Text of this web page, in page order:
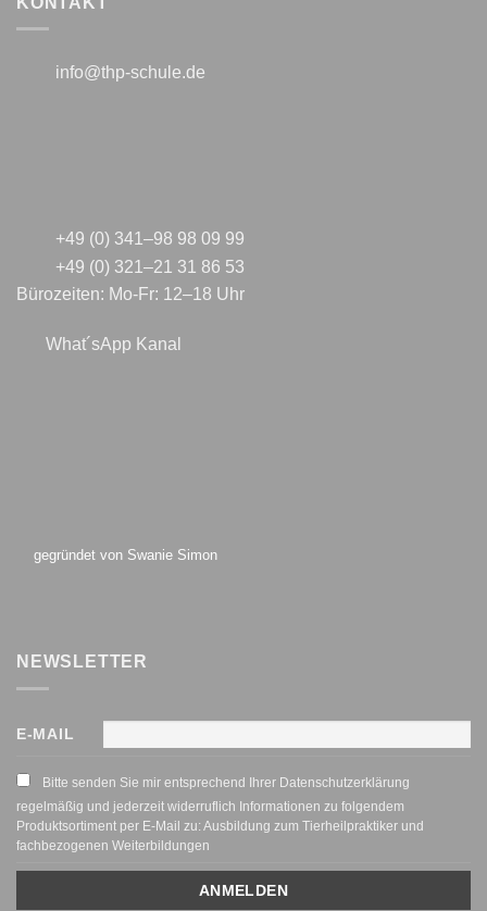
info@thp-schule.de
+49 (0) 341–98 98 09 99
+49 (0) 321–21 31 86 53
Bürozeiten: Mo-Fr: 12–18 Uhr
What´sApp Kanal
gegründet von Swanie Simon
NEWSLETTER
E-MAIL
Bitte senden Sie mir entsprechend Ihrer Datenschutzerklärung
regelmäßig und jederzeit widerruflich Informationen zu folgendem
Produktsortiment per E-Mail zu: Ausbildung zum Tierheilpraktiker und
fachbezogenen Weiterbildungen